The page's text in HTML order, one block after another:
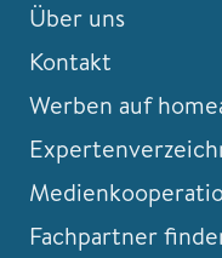
Über uns
Kontakt
Werben auf
Fachpartner